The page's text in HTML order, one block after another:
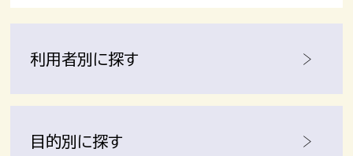
利用者別に探す
目的別に探す